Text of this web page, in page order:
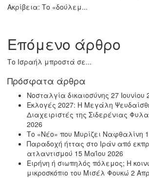
Ακρίβεια: Το «δούλεμ...
Επόμενο άρθρο
Το Ισραήλ μπροστά σε...
Πρόσφατα άρθρα
Νοσταλγία δικαιοσύνης 27 Ιουνίου
Εκλογές 2027: Η Μεγάλη
Διαχειριστές της Σιδερένιας
2026
Το «Νέο» που Μυρίζει Ναφθαλίνη
Παραδοχή ήττας στο Ιράν από
ατλαντισμού 15 Μαΐου 2026
Ειρήνη ή σιωπηλός πόλεμος; Η
μικροσκόπιο του Μισέλ Φουκώ 2